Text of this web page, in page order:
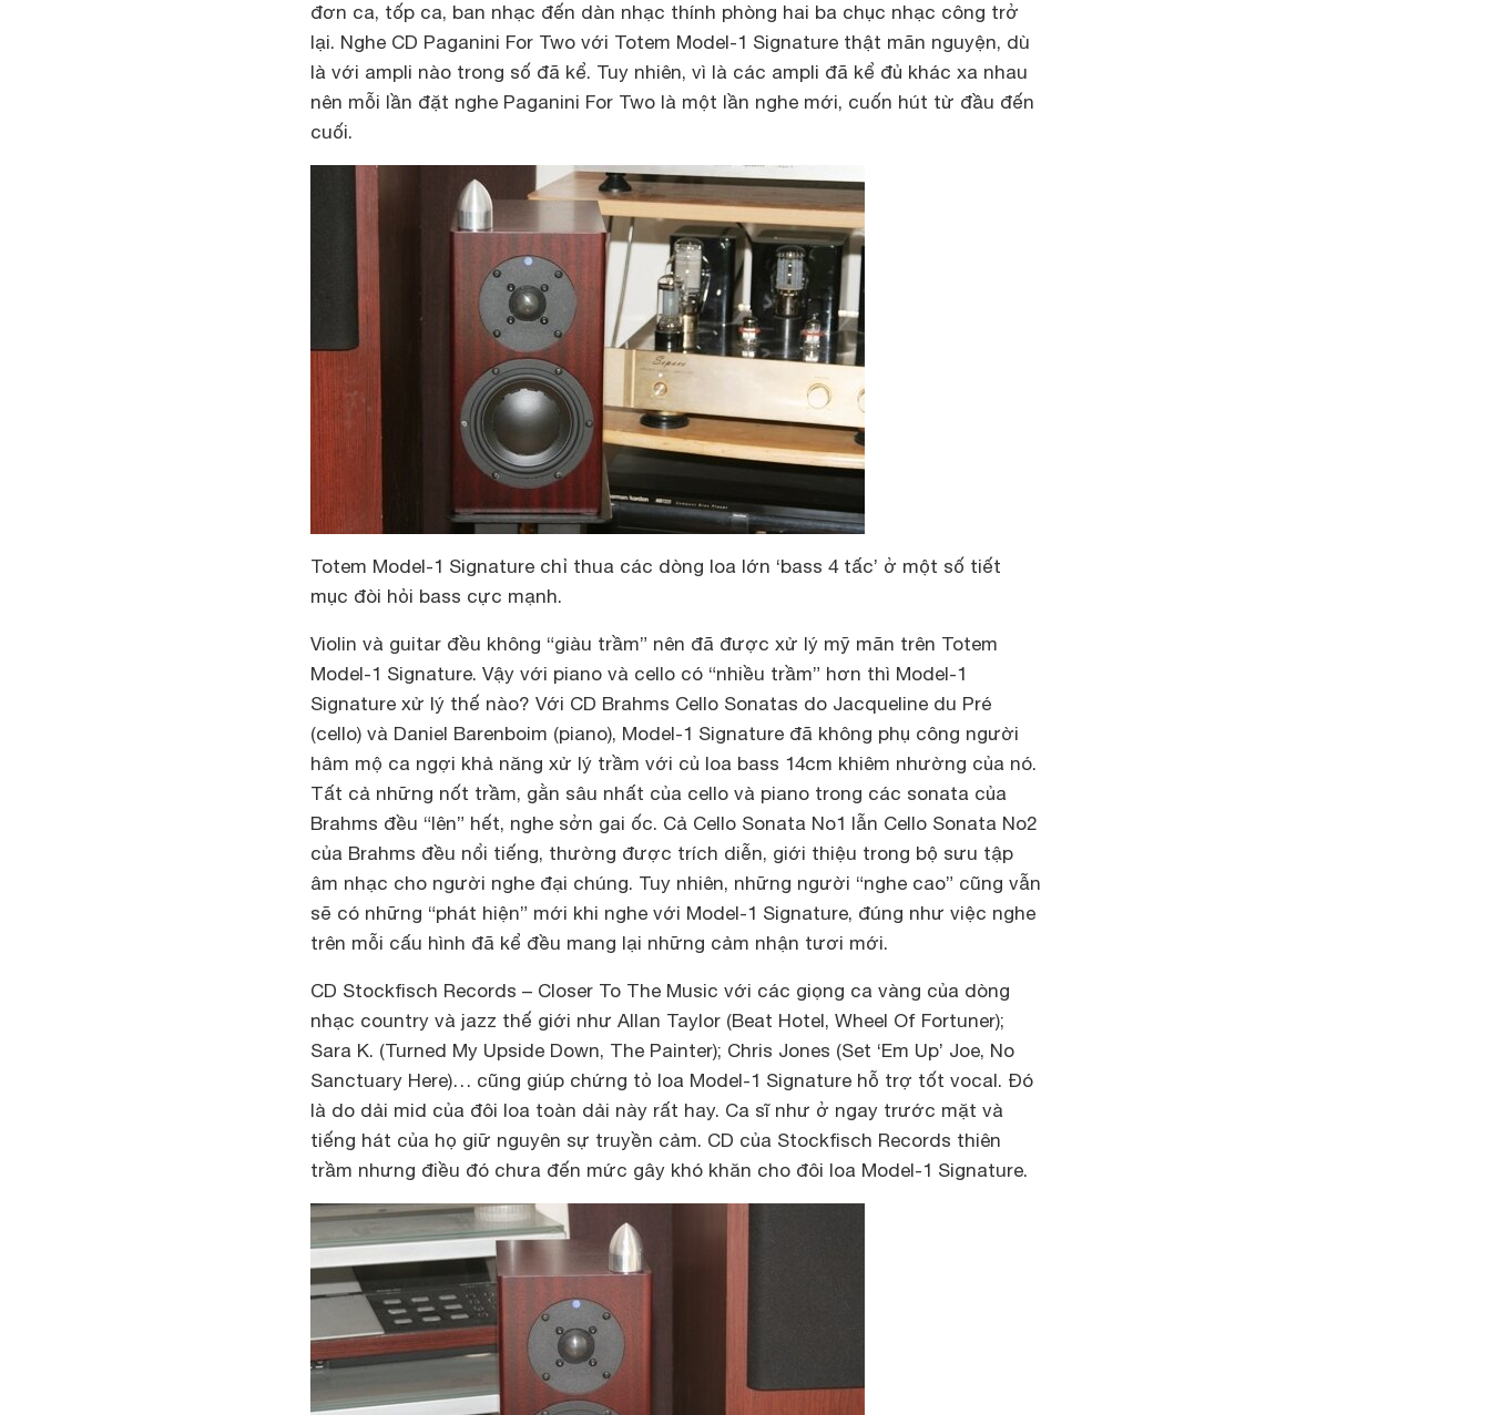
đơn ca, tốp ca, ban nhạc đến dàn nhạc thính phòng hai ba chục nhạc công trở
lại. Nghe CD Paganini For Two với Totem Model-1 Signature thật mãn nguyện, dù
là với ampli nào trong số đã kể. Tuy nhiên, vì là các ampli đã kể đủ khác xa nhau
nên mỗi lần đặt nghe Paganini For Two là một lần nghe mới, cuốn hút từ đầu đến
cuối.
Totem Model-1 Signature chỉ thua các dòng loa lớn ‘bass 4 tấc’ ở một số tiết
mục đòi hỏi bass cực mạnh.
Violin và guitar đều không “giàu trầm” nên đã được xử lý mỹ mãn trên Totem
Model-1 Signature. Vậy với piano và cello có “nhiều trầm” hơn thì Model-1
Signature xử lý thế nào? Với CD Brahms Cello Sonatas do Jacqueline du Pré
(cello) và Daniel Barenboim (piano), Model-1 Signature đã không phụ công người
hâm mộ ca ngợi khả năng xử lý trầm với củ loa bass 14cm khiêm nhường của nó.
Tất cả những nốt trầm, gằn sâu nhất của cello và piano trong các sonata của
Brahms đều “lên” hết, nghe sởn gai ốc. Cả Cello Sonata No1 lẫn Cello Sonata No2
của Brahms đều nổi tiếng, thường được trích diễn, giới thiệu trong bộ sưu tập
âm nhạc cho người nghe đại chúng. Tuy nhiên, những người “nghe cao” cũng vẫn
sẽ có những “phát hiện” mới khi nghe với Model-1 Signature, đúng như việc nghe
trên mỗi cấu hình đã kể đều mang lại những cảm nhận tươi mới.
CD Stockfisch Records – Closer To The Music với các giọng ca vàng của dòng
nhạc country và jazz thế giới như Allan Taylor (Beat Hotel, Wheel Of Fortuner);
Sara K. (Turned My Upside Down, The Painter); Chris Jones (Set ‘Em Up’ Joe, No
Sanctuary Here)… cũng giúp chứng tỏ loa Model-1 Signature hỗ trợ tốt vocal. Đó
là do dải mid của đôi loa toàn dải này rất hay. Ca sĩ như ở ngay trước mặt và
tiếng hát của họ giữ nguyên sự truyền cảm. CD của Stockfisch Records thiên
trầm nhưng điều đó chưa đến mức gây khó khăn cho đôi loa Model-1 Signature.